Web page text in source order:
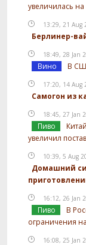
увеличилась
13:29, 21 Aug
Берлинер-
18:49, 28 Jan
Вино В
17:20, 14 Aug
Самогон из
18:45, 27 Jan
Пиво
увеличил
10:39, 5 Aug
Домашний
16:12, 26 Jan
Пиво
В
ограничения
16:08, 25 Jan